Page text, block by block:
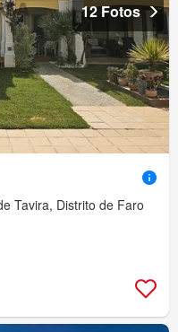
12 Fotos
Tavira, Distrito de Faro